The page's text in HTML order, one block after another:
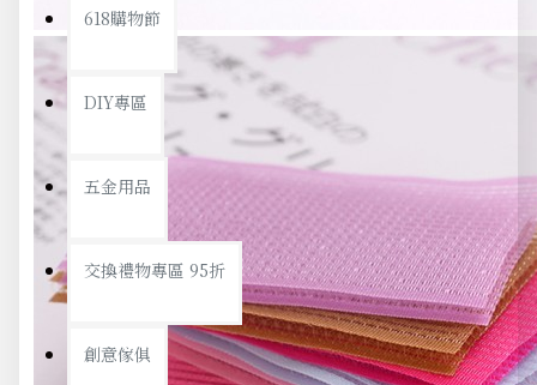
618購物節
DIY專區
五金用品
交換禮物專區 95折
創意傢俱